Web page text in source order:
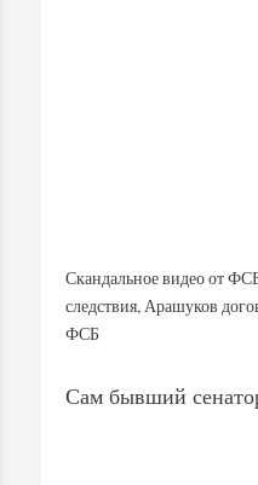
Скандальное видео от
следствия, Арашуков
ФСБ
Сам бывший